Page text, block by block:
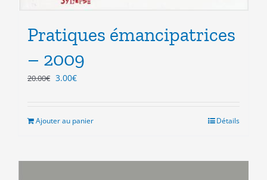
Pratiques émancipatrices
– 2009
20.00€ Le
3.00€Le
est :
Ajouter au panier Détails